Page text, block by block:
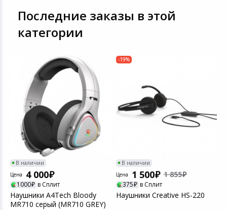
Последние заказы в этой
категории
В наличии
Цена
4 000
1000 в Сплит
Наушники A4Tech Bloody
MR710 серый (MR710 GREY)
-19%
В наличии
Цена
1 500 1 855
375 в Сплит
Наушники Creative HS-220